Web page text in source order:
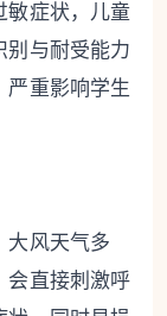
敏症状，儿童
别与耐受能力
严重影响学生
大风天气多
会直接刺激呼